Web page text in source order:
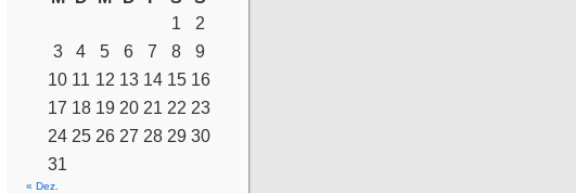
1
2
3
4 5 6 7 8
9
10 11 12 13 14 15 16
17 18 19 20 21 22 23
24 25 26 27 28 29 30
31
« Dez.